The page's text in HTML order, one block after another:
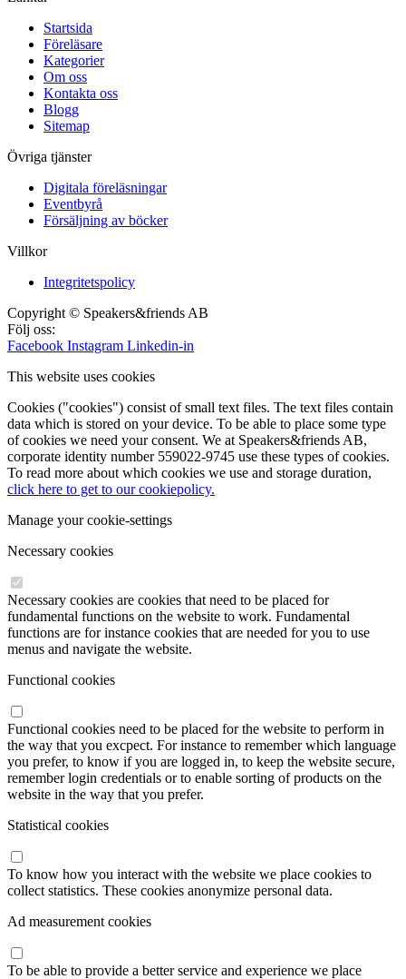
Startsida
Föreläsare
Kategorier
Om oss
Kontakta oss
Blogg
Sitemap
Övriga tjänster
Digitala föreläsningar
Eventbyrå
Försäljning av böcker
Villkor
Integritetspolicy
Copyright © Speakers&friends AB
Följ oss:
Facebook Instagram Linkedin-in
This website uses cookies
Cookies ("cookies") consist of small text files. The text files contain
data which is stored on your device. To be able to place some type
of cookies we need your consent. We at Speakers&friends AB,
corporate identity number 559022-9745 use these types of cookies.
To read more about which cookies we use and storage duration,
click here to get to our cookiepolicy.
Manage your cookie-settings
Necessary cookies
Necessary cookies are cookies that need to be placed for
fundamental functions on the website to work. Fundamental
functions are for instance cookies that are needed for you to use
menus and navigate the website.
Functional cookies
Functional cookies need to be placed for the website to perform in
the way that you excpect. For instance to remember which language
you prefer, to know if you are logged in, to keep the website secure,
remember login credentials or to enable sorting of products on the
website in the way that you prefer.
Statistical cookies
To know how you interact with the website we place cookies to
collect statistics. These cookies anonymize personal data.
Ad measurement cookies
To be able to provide a better service and experience we place